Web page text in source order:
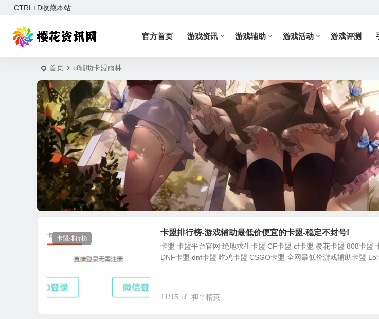
CTRL+D收藏本站
官方首页 游戏资讯 游戏辅助 游戏活动 游戏评测
首页 cf辅助卡盟雨林
卡盟排行榜
卡盟排行榜-游戏辅助最低价便宜的卡盟-稳定不封号!
卡盟 卡盟平台官网 绝地求生卡盟 CF卡盟 cf卡盟 樱花卡盟 808卡盟
DNF卡盟 dnf卡盟 吃鸡卡盟 CSGO卡盟 全网最低价游戏辅助卡盟
11/15 cf 和平精英